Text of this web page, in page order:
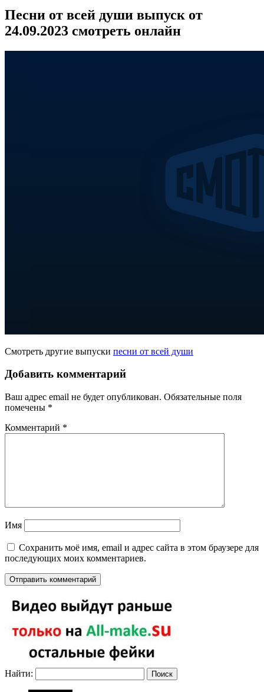
Песни от всей души выпуск от
24.09.2023 смотреть онлайн
Смотреть другие выпуски песни от всей души
Добавить комментарий
Ваш адрес email не будет опубликован. Обязательные поля
помечены *
Комментарий *
Имя
Сохранить моё имя, email и адрес сайта в этом браузере для
последующих моих комментариев.
Найти: